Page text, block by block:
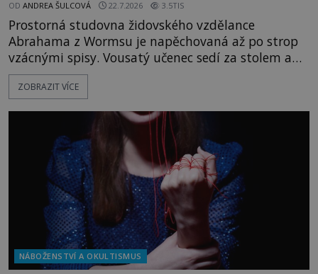
OD ANDREA ŠULCOVÁ 22.7.2026 3.5TIS
Prostorná studovna židovského vzdělance
Abrahama z Wormsu je napěchovaná až po strop
vzácnými spisy. Vousatý učenec sedí za stolem a
před sebou má rozložený jeden z nejzáhadnějších
magických textů. Jde o Abramelinův grimoár, který
kouzla, jak si někteří myslí, nebo jde o pouhou
pověru? Už šest měsíců pobývá
ZOBRAZIT VÍCE
NÁBOŽENSTVÍ A OKULTISMUS